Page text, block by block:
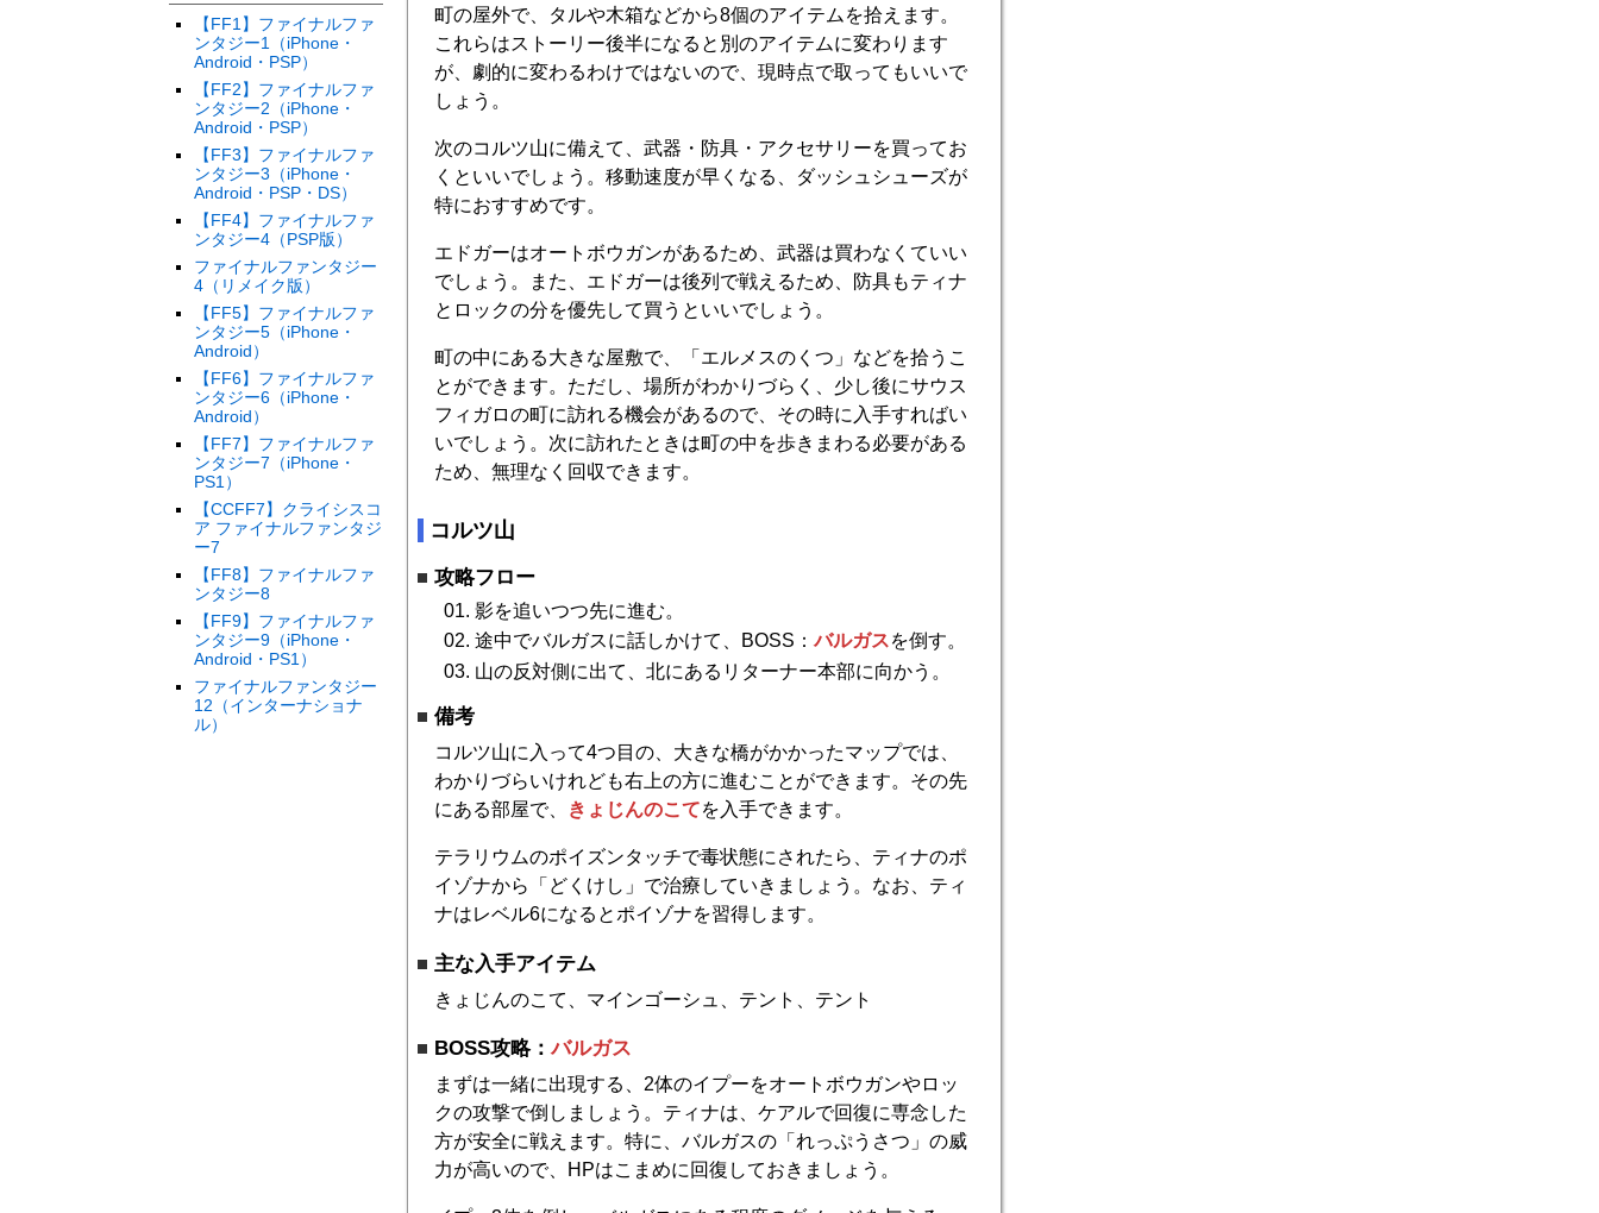
【FF1】ファイナルファ
ンタジー1（iPhone・
Android・PSP）
【FF2】ファイナルファ
ンタジー2（iPhone・
Android・PSP）
【FF3】ファイナルファ
ンタジー3（iPhone・
Android・PSP・DS）
【FF4】ファイナルファ
ンタジー4（PSP版）
ファイナルファンタジー
4（リメイク版）
【FF5】ファイナルファ
ンタジー5（iPhone・
Android）
【FF6】ファイナルファ
ンタジー6（iPhone・
Android）
【FF7】ファイナルファ
ンタジー7（iPhone・
PS1）
【CCFF7】クライシスコ
ア ファイナルファンタジ
ー7
【FF8】ファイナルファ
ンタジー8
【FF9】ファイナルファ
ンタジー9（iPhone・
Android・PS1）
ファイナルファンタジー
12（インターナショナ
ル）
町の屋外で、タルや木箱などから8個のアイテムを拾えます。
これらはストーリー後半になると別のアイテムに変わります
が、劇的に変わるわけではないので、現時点で取ってもいいで
しょう。
次のコルツ山に備えて、武器・防具・アクセサリーを買ってお
くといいでしょう。移動速度が早くなる、ダッシュシューズが
特におすすめです。
エドガーはオートボウガンがあるため、武器は買わなくていい
でしょう。また、エドガーは後列で戦えるため、防具もティナ
とロックの分を優先して買うといいでしょう。
町の中にある大きな屋敷で、「エルメスのくつ」などを拾うこ
とができます。ただし、場所がわかりづらく、少し後にサウス
フィガロの町に訪れる機会があるので、その時に入手すればい
いでしょう。次に訪れたときは町の中を歩きまわる必要がある
ため、無理なく回収できます。
コルツ山
攻略フロー
影を追いつつ先に進む。
途中でバルガスに話しかけて、BOSS：バルガスを倒す。
山の反対側に出て、北にあるリターナー本部に向かう。
備考
コルツ山に入って4つ目の、大きな橋がかかったマップでは、
わかりづらいけれども右上の方に進むことができます。その先
にある部屋で、 きょじんのこてを入手できます。
テラリウムのポイズンタッチで毒状態にされたら、ティナのポ
イゾナから「どくけし」で治療していきましょう。なお、ティ
ナはレベル6になるとポイゾナを習得します。
主な入手アイテム
きょじんのこて、マインゴーシュ、テント、テント
BOSS攻略：バルガス
まずは一緒に出現する、2体のイプーをオートボウガンやロッ
クの攻撃で倒しましょう。ティナは、ケアルで回復に専念した
方が安全に戦えます。特に、バルガスの「れっぷうさつ」の威
力が高いので、HPはこまめに回復しておきましょう。